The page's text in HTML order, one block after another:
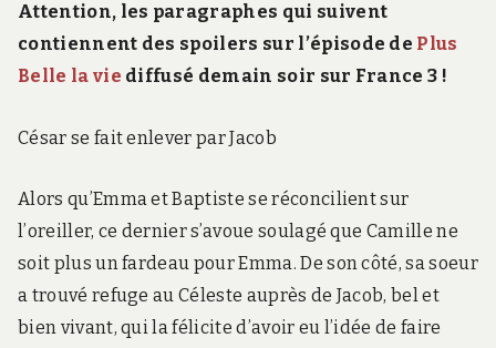
Attention, les paragraphes qui suivent
contiennent des spoilers sur l’épisode de Plus
Belle la vie diffusé demain soir sur France 3 !
César se fait enlever par Jacob
Alors qu’Emma et Baptiste se réconcilient sur
l’oreiller, ce dernier s’avoue soulagé que Camille ne
soit plus un fardeau pour Emma. De son côté, sa soeur
a trouvé refuge au Céleste auprès de Jacob, bel et
bien vivant, qui la félicite d’avoir eu l’idée de faire